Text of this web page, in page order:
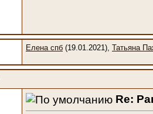
Елена спб (19.01.2021), Татьяна
Re: